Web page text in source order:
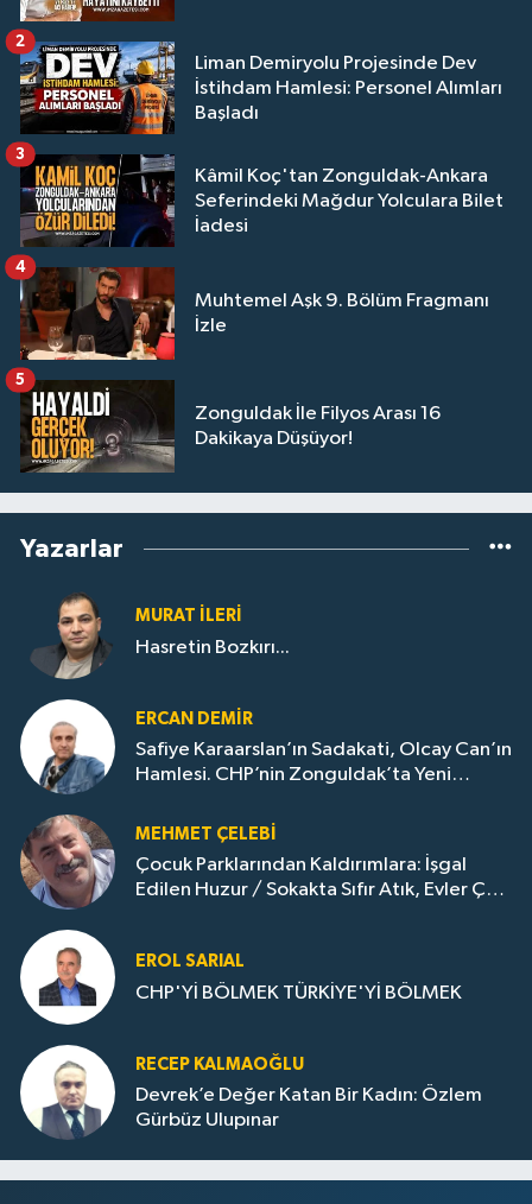
Liman Demiryolu Projesinde Dev
İstihdam Hamlesi: Personel Alımları
Başladı
2
Kâmil Koç'tan Zonguldak-Ankara
Seferindeki Mağdur Yolculara Bilet
İadesi
3
Muhtemel Aşk 9. Bölüm Fragmanı
İzle
4
Zonguldak İle Filyos Arası 16
Dakikaya Düşüyor!
5
Yazarlar
MURAT İLERI
Hasretin Bozkırı...
ERCAN DEMIR
Safiye Karaarslan’ın Sadakati, Olcay Can’ın
Hamlesi. CHP’nin Zonguldak’ta Yeni
MEHMET ÇELEBI
Çocuk Parklarından Kaldırımlara: İşgal
Edilen Huzur / Sokakta Sıfır Atık, Evler Çöp
EROL SARIAL
CHP'Yİ BÖLMEK TÜRKİYE'Yİ BÖLMEK
RECEP KALMAOĞLU
Devrek’e Değer Katan Bir Kadın: Özlem
Gürbüz Ulupınar